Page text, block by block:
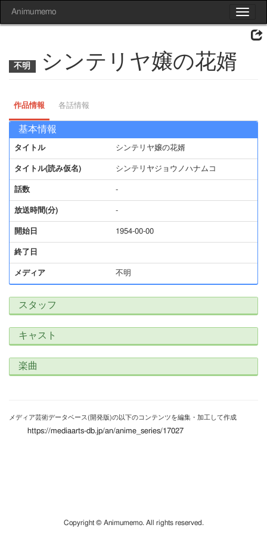
Toggle
Animumemo
シンテリヤ嬢の花婿
作品情報 各話情報
基本情報
タイトル シンテリヤ嬢の花婿
タイトル(読み仮名) シンテリヤジョウノハナムコ
話数 -
放送時間(分) -
開始日 1954-00-00
終了日
メディア 不明
スタッフ
キャスト
楽曲
メディア芸術データベース(開発版)の以下のコンテンツを編集・加工して作成
https://mediaarts-db.jp/an/anime_series/17027
Copyright © Animumemo. All rights reserved.